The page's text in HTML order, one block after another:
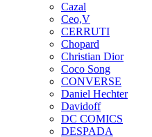
Cazal
Ceo,V
CERRUTI
Chopard
Christian Dior
Coco Song
CONVERSE
Daniel Hechter
Davidoff
DC COMICS
DESPADA